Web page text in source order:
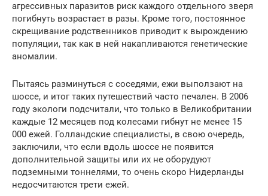
агрессивных паразитов риск каждого отдельного зверя
погибнуть возрастает в разы. Кроме того, постоянное
скрещивание родственников приводит к вырождению
популяции, так как в ней накапливаются генетические
аномалии.
Пытаясь разминуться с соседями, ежи выползают на
шоссе, и итог таких путешествий часто печален. В 2006
году экологи подсчитали, что только в Великобритании
каждые 12 месяцев под колесами гибнут не менее 15
000 ежей. Голландские специалисты, в свою очередь,
заключили, что если вдоль шоссе не появится
дополнительной защиты или их не оборудуют
подземными тоннелями, то очень скоро Нидерланды
недосчитаются трети ежей.